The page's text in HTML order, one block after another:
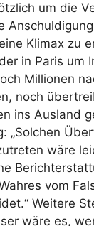
um die
Klimax zu
in Paris um
Millionen
noch
ins Ausland
„Solchen
wäre
vom
Weitere
wäre es,